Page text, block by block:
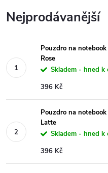
Nejprodávanější
Pouzdro na
Rose
Skladem - hned k
396 Kč
Pouzdro na
Latte
Skladem - hned k
396 Kč